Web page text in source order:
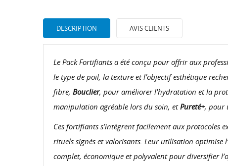
DESCRIPTION AVIS CLIENTS
Le Pack Fortifiants a été conçu pour offrir aux
le type de poil, la texture et l’objectif esthétique
fibre, Bouclier, pour améliorer l'hydratation et la
manipulation agréable lors du soin, etPureté+, pour
Ces fortifiants s’intègrent facilement aux protocoles
rituels signés et valorisants. Leur utilisation optimise
complet, économique et polyvalent pour diversifier